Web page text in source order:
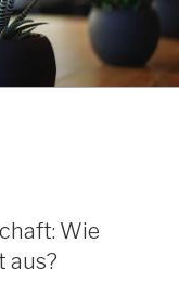
Wie
aus?